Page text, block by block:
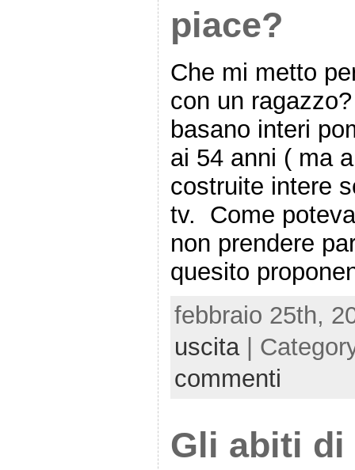
piace?
Che mi metto
con un
basano interi
ai 54 anni ( ma
costruite intere
tv. Come
non prendere
quesito
febbraio 25th,
uscita|
commenti
Gli abiti di